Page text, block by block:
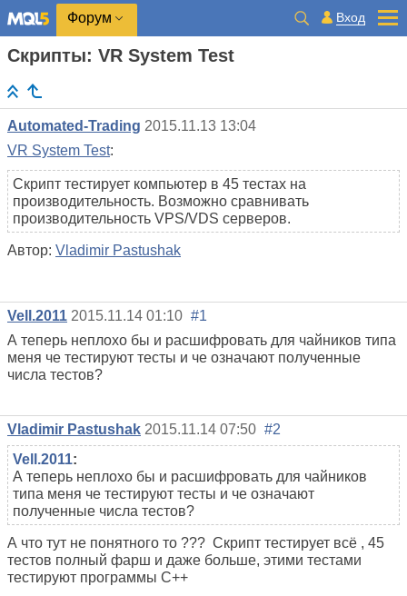
Форум Вход
Скрипты: VR System Test
Automated-Trading 2015.11.13 13:04
VR System Test:
Скрипт тестирует компьютер в 45 тестах на
производительность. Возможно сравнивать
производительность VPS/VDS серверов.
Автор: Vladimir Pastushak
Vell.2011 2015.11.14 01:10 #1
А теперь неплохо бы и расшифровать для чайников типа
меня че тестируют тесты и че означают полученные
числа тестов?
Vladimir Pastushak 2015.11.14 07:50 #2
Vell.2011:
А теперь неплохо бы и расшифровать для чайников
типа меня че тестируют тесты и че означают
полученные числа тестов?
А что тут не понятного то ??? Скрипт тестирует всё , 45
тестов полный фарш и даже больше, этими тестами
тестируют программы С++